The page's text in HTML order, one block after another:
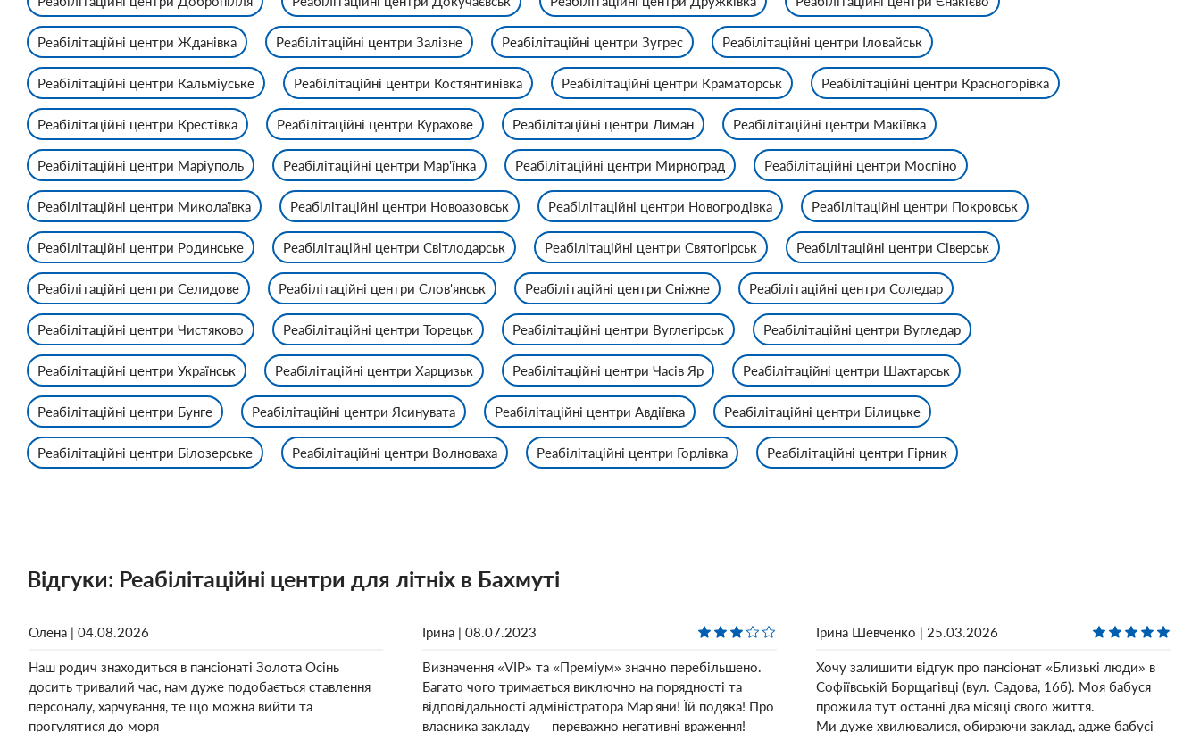
Реабілітаційні центри Жданівка Реабілітаційні центри Залізне Реабілітаційні центри Зугрес Реабілітаційні центри Іловайськ
Реабілітаційні центри Кальміуське Реабілітаційні центри Костянтинівка Реабілітаційні центри Краматорськ Реабілітаційні центри Красногорівка
Реабілітаційні центри Крестівка Реабілітаційні центри Курахове Реабілітаційні центри Лиман Реабілітаційні центри Макіївка
Реабілітаційні центри Маріуполь Реабілітаційні центри Мар'їнка Реабілітаційні центри Мирноград Реабілітаційні центри Моспіно
Реабілітаційні центри Миколаївка Реабілітаційні центри Новоазовськ Реабілітаційні центри Новогродівка Реабілітаційні центри Покровськ
Реабілітаційні центри Родинське Реабілітаційні центри Світлодарськ Реабілітаційні центри Святогірськ Реабілітаційні центри Сіверськ
Реабілітаційні центри Селидове Реабілітаційні центри Слов'янськ Реабілітаційні центри Сніжне Реабілітаційні центри Соледар
Реабілітаційні центри Чистяково Реабілітаційні центри Торецьк Реабілітаційні центри Вуглегірськ Реабілітаційні центри Вугледар
Реабілітаційні центри Українськ Реабілітаційні центри Харцизьк Реабілітаційні центри Часів Яр Реабілітаційні центри Шахтарськ
Реабілітаційні центри Бунге Реабілітаційні центри Ясинувата Реабілітаційні центри Авдіївка Реабілітаційні центри Білицьке
Реабілітаційні центри Білозерське Реабілітаційні центри Волноваха Реабілітаційні центри Горлівка Реабілітаційні центри Гірник
Відгуки: Реабілітаційні центри для літніх в Бахмуті
Олена | 04.08.2026
Наш родич знаходиться в пансіонаті Золота Осінь
досить тривалий час, нам дуже подобається ставлення
персоналу, харчування, те що можна вийти та
прогулятися до моря
Ірина | 08.07.2023
Визначення «VIP» та «Преміум» значно перебільшено.
Багато чого тримається виключно на порядності та
відповідальності адміністратора Мар'яни! Їй подяка! Про
власника закладу — переважно негативні враження!
Ірина Шевченко | 25.03.2026
Хочу залишити відгук про пансіонат «Близькі люди» в
Софіївській Борщагівці (вул. Садова, 16б). Моя бабуся
прожила тут останні два місяці свого життя.
Ми дуже хвилювалися, обираючи заклад, адже бабусі